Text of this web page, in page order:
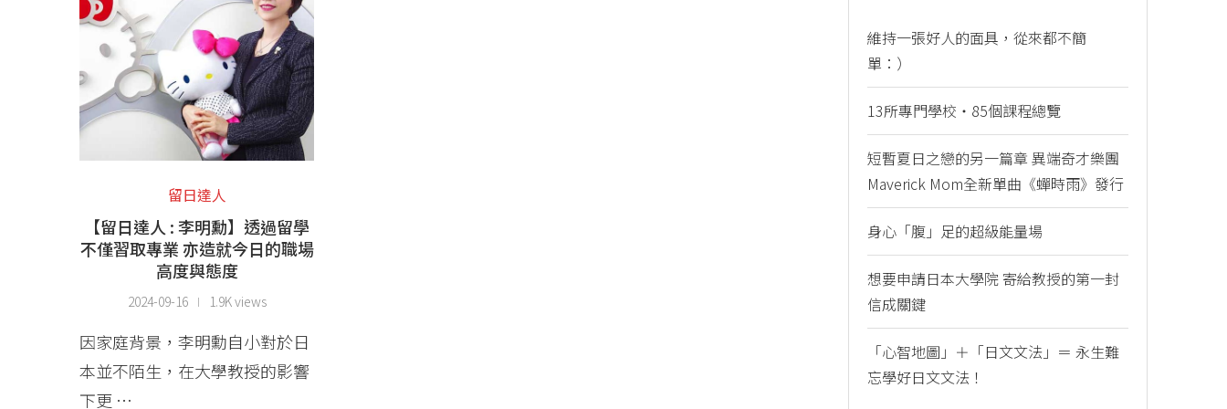
留日達人
【留日達人 : 李明勳】透過留學
不僅習取專業 亦造就今日的職場
高度與態度
2024-09-16 1.9K views
因家庭背景，李明勳自小對於日
本並不陌生，在大學教授的影響
下更 …
維持一張好人的面具，從來都不簡
單：）
13所專門學校・85個課程總覽
短暫夏日之戀的另一篇章 異端奇才樂團
Maverick Mom全新單曲《蟬時雨》發行
身心「腹」足的超級能量場
想要申請日本大學院 寄給教授的第一封
信成關鍵
「心智地圖」＋「日文文法」＝ 永生難
忘學好日文文法！